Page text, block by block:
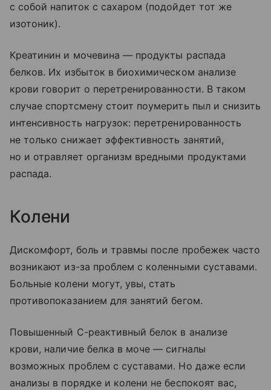
с собой напиток с сахаром (подойдет тот же
изотоник).
Креатинин и мочевина — продукты распада
белков. Их избыток в биохимическом анализе
крови говорит о перетренированности. В таком
случае спортсмену стоит поумерить пыл и снизить
интенсивность нагрузок: перетренированность
не только снижает эффективность занятий,
но и отравляет организм вредными продуктами
распада.
Колени
Дискомфорт, боль и травмы после пробежек часто
возникают из-за проблем с коленными суставами.
Больные колени могут, увы, стать
противопоказанием для занятий бегом.
Повышенный С-реактивный белок в анализе
крови, наличие белка в моче — сигналы
возможных проблем с суставами. Но даже если
анализы в порядке и колени не беспокоят вас,